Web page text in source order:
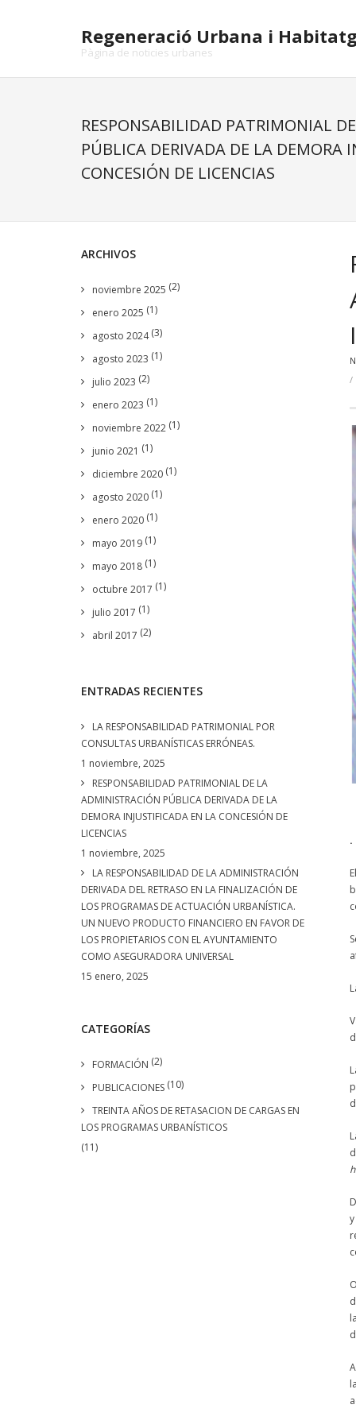
Regeneració Urbana i
Pàgina de noticies urbanes
RESPONSABILIDAD PATRIMONIAL
PÚBLICA DERIVADA DE LA DEMORA
CONCESIÓN DE LICENCIAS
.
la
ARCHIVOS
noviembre 2025 (2)
enero 2025 (1)
agosto 2024 (3)
agosto 2023 (1)
julio 2023 (2)
enero 2023 (1)
noviembre 2022 (1)
junio 2021 (1)
diciembre 2020 (1)
agosto 2020 (1)
enero 2020 (1)
mayo 2019 (1)
mayo 2018 (1)
octubre 2017 (1)
julio 2017 (1)
abril 2017 (2)
ENTRADAS RECIENTES
LA RESPONSABILIDAD PATRIMONIAL POR
CONSULTAS URBANÍSTICAS ERRÓNEAS.
1 noviembre, 2025
RESPONSABILIDAD PATRIMONIAL DE LA
ADMINISTRACIÓN PÚBLICA DERIVADA DE LA
DEMORA INJUSTIFICADA EN LA CONCESIÓN DE
LICENCIAS
1 noviembre, 2025
LA RESPONSABILIDAD DE LA ADMINISTRACIÓN
DERIVADA DEL RETRASO EN LA FINALIZACIÓN DE
LOS PROGRAMAS DE ACTUACIÓN URBANÍSTICA.
UN NUEVO PRODUCTO FINANCIERO EN FAVOR DE
LOS PROPIETARIOS CON EL AYUNTAMIENTO
COMO ASEGURADORA UNIVERSAL
15 enero, 2025
CATEGORÍAS
FORMACIÓN (2)
PUBLICACIONES (10)
TREINTA AÑOS DE RETASACION DE CARGAS EN
LOS PROGRAMAS URBANÍSTICOS
(11)